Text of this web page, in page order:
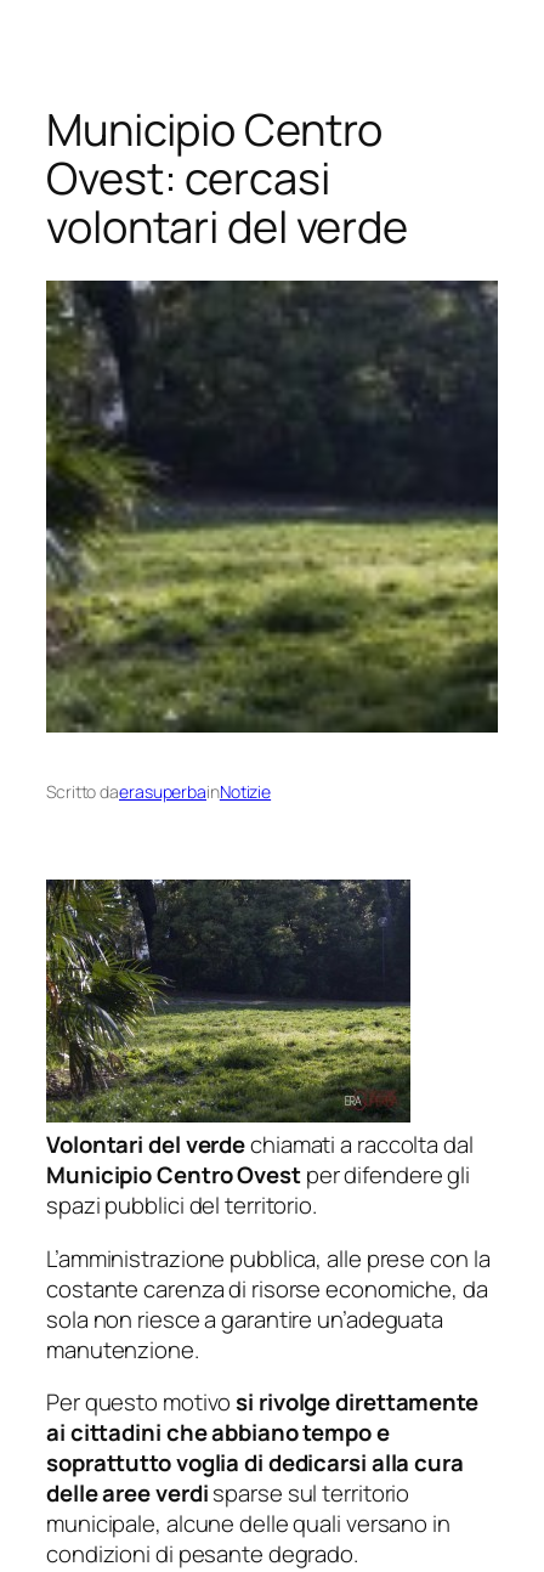
contenuto
Municipio Centro
Ovest: cercasi
volontari del verde
Scritto daerasuperbainNotizie
Volontari del verdechiamati a raccolta dal
Municipio Centro Ovestper difendere gli
spazi pubblici del territorio.
L’amministrazione pubblica, alle prese con la
costante carenza di risorse economiche, da
sola non riesce a garantire un’adeguata
manutenzione.
Per questo motivosi rivolge direttamente
ai cittadini che abbiano tempo e
soprattutto voglia di dedicarsi alla cura
delle aree verdisparse sul territorio
municipale, alcune delle quali versano in
condizioni di pesante degrado.